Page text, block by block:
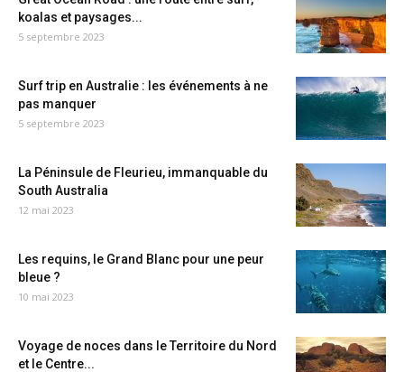
koalas et paysages...
5 septembre 2023
Surf trip en Australie : les événements à ne
pas manquer
5 septembre 2023
La Péninsule de Fleurieu, immanquable du
South Australia
12 mai 2023
Les requins, le Grand Blanc pour une peur
bleue ?
10 mai 2023
Voyage de noces dans le Territoire du Nord
et le Centre...